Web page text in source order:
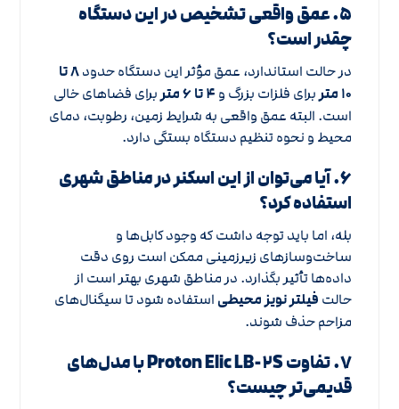
۵. عمق واقعی تشخیص در این دستگاه
چقدر است؟
در حالت استاندارد، عمق مؤثر این دستگاه حدود ۸ تا
۱۰ متر
برای فلزات بزرگ و ۴ تا ۶ متر
برای فضاهای خالی
است. البته عمق واقعی به شرایط زمین، رطوبت، دمای
محیط و نحوه تنظیم دستگاه بستگی دارد.
۶. آیا می‌توان از این اسکنر در مناطق شهری
استفاده کرد؟
بله، اما باید توجه داشت که وجود کابل‌ها و
ساخت‌وسازهای زیرزمینی ممکن است روی دقت
داده‌ها تأثیر بگذارد. در مناطق شهری بهتر است از
حالت فیلتر نویز محیطی استفاده شود تا سیگنال‌های
مزاحم حذف شوند.
۷. تفاوت Proton Elic LB-۲S با مدل‌های
قدیمی‌تر چیست؟